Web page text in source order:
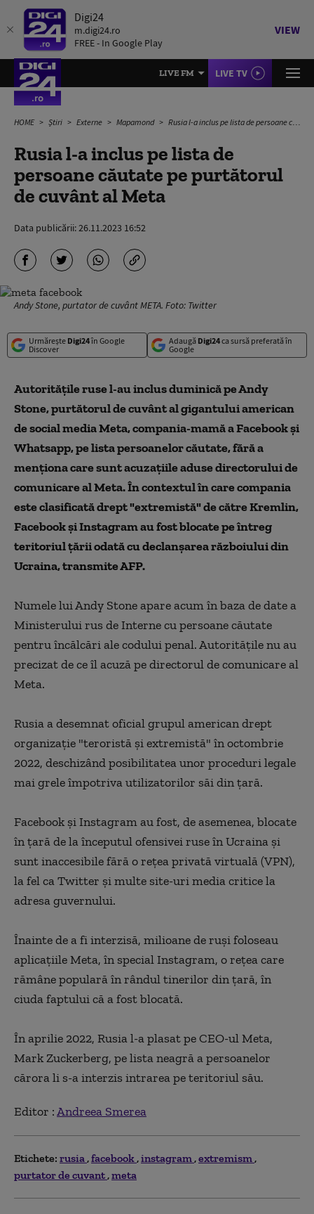
Digi24
m.digi24.ro
FREE - In Google Play
VIEW
LIVE FM LIVE TV
HOME Știri Externe Mapamond Rusia l-a inclus pe lista de persoane căutate pe purtătorul de cuvânt al Meta
Rusia l-a inclus pe lista de
persoane căutate pe purtătorul
de cuvânt al Meta
Data publicării:26.11.2023 16:52
Andy Stone, purtator de cuvânt META. Foto: Twitter
Urmărește Digi24în Google
Discover
Adaugă Digi24ca sursă preferată în
Google
Autorităţile ruse l-au inclus duminică pe Andy
Stone, purtătorul de cuvânt al gigantului american
de social media Meta, compania-mamă a Facebook şi
Whatsapp, pe lista persoanelor căutate, fără a
menționa care sunt acuzațiile aduse directorului de
comunicare al Meta. În contextul în care compania
este clasificată drept "extremistă" de către Kremlin,
Facebook și Instagram au fost blocate pe întreg
teritoriul țării odată cu declanșarea războiului din
Ucraina, transmite AFP.
Numele lui Andy Stone apare acum în baza de date a
Ministerului rus de Interne cu persoane căutate
pentru încălcări ale codului penal. Autorităţile nu au
precizat de ce îl acuză pe directorul de comunicare al
Meta.
Rusia a desemnat oficial grupul american drept
organizaţie "teroristă şi extremistă" în octombrie
2022, deschizând posibilitatea unor proceduri legale
mai grele împotriva utilizatorilor săi din ţară.
Facebook şi Instagram au fost, de asemenea, blocate
în ţară de la începutul ofensivei ruse în Ucraina şi
sunt inaccesibile fără o reţea privată virtuală (VPN),
la fel ca Twitter şi multe site-uri media critice la
adresa guvernului.
Înainte de a fi interzisă, milioane de ruşi foloseau
aplicaţiile Meta, în special Instagram, o reţea care
rămâne populară în rândul tinerilor din ţară, în
ciuda faptului că a fost blocată.
În aprilie 2022, Rusia l-a plasat pe CEO-ul Meta,
Mark Zuckerberg, pe lista neagră a persoanelor
cărora li s-a interzis intrarea pe teritoriul său.
Editor :Andreea Smerea
Etichete: rusia facebook instagram extremism
purtator de cuvant meta